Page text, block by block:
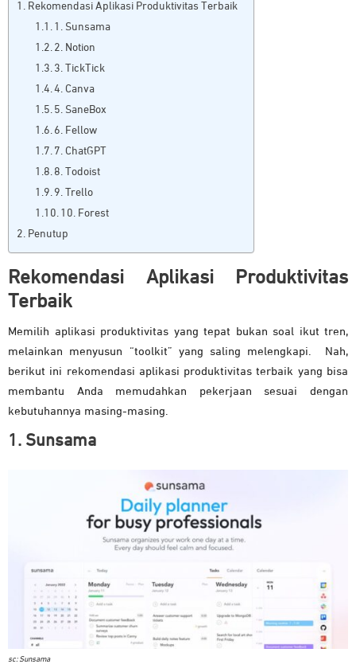
Rekomendasi Aplikasi Produktivitas Terbaik
1. Sunsama
2. Notion
3. TickTick
4. Canva
5. SaneBox
6. Fellow
7. ChatGPT
8. Todoist
9. Trello
10. Forest
Penutup
Rekomendasi Aplikasi Produktivitas
Terbaik
Memilih aplikasi produktivitas yang tepat bukan soal ikut tren,
melainkan menyusun “toolkit” yang saling melengkapi. Nah,
berikut ini rekomendasi aplikasi produktivitas terbaik yang bisa
membantu Anda memudahkan pekerjaan sesuai dengan
kebutuhannya masing-masing.
1. Sunsama
sc: Sunsama